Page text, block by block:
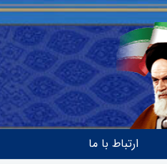
ارتباط با ما